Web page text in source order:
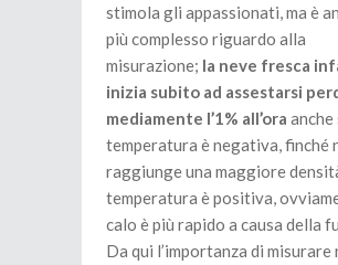
stimola gli appassionati, ma è
più complesso riguardo alla
misurazione; la neve fresca
inizia subito ad assestarsi
mediamente l’1% all’ora anche
temperatura è negativa, finché
raggiunge una maggiore
temperatura è positiva,
calo è più rapido a causa della
Da qui l’importanza di misurare